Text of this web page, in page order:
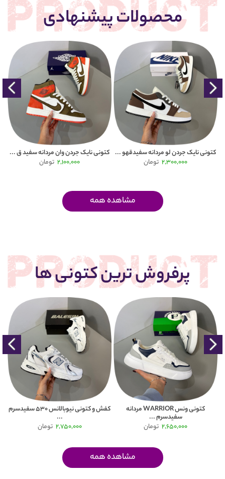
محصولات پیشنهادی
کتونی نایک جردن لو مردانه سفیدقهو ...
2,300,000 تومان
کتونی نایک جردن وان مردانه سفید ق ...
2,100,000 تومان
مشاهده همه
پرفروش ترین کتونی ها
کتونی ونس WARRIOR مردانه
سفیدسرم ...
2,650,000 تومان
کفش و کتونی نیوبالانس 530 سفیدسرم
...
2,750,000 تومان
مشاهده همه